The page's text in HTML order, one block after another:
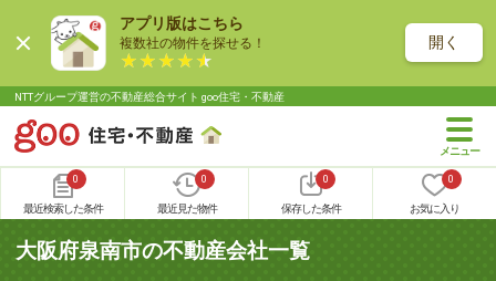
アプリ版はこちら
複数社の物件を探せる！ 開く
NTTグループ運営の不動産総合サイト goo住宅・不動産
0
最近検索した条件
0
最近見た物件
0
保存した条件
0
お気に入り
大阪府泉南市の不動産会社一覧